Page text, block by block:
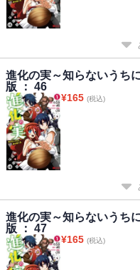
進化の実～知らないうち
版 ： 46
¥165 (税込)
進化の実～知らないうち
版 ： 47
¥165 (税込)